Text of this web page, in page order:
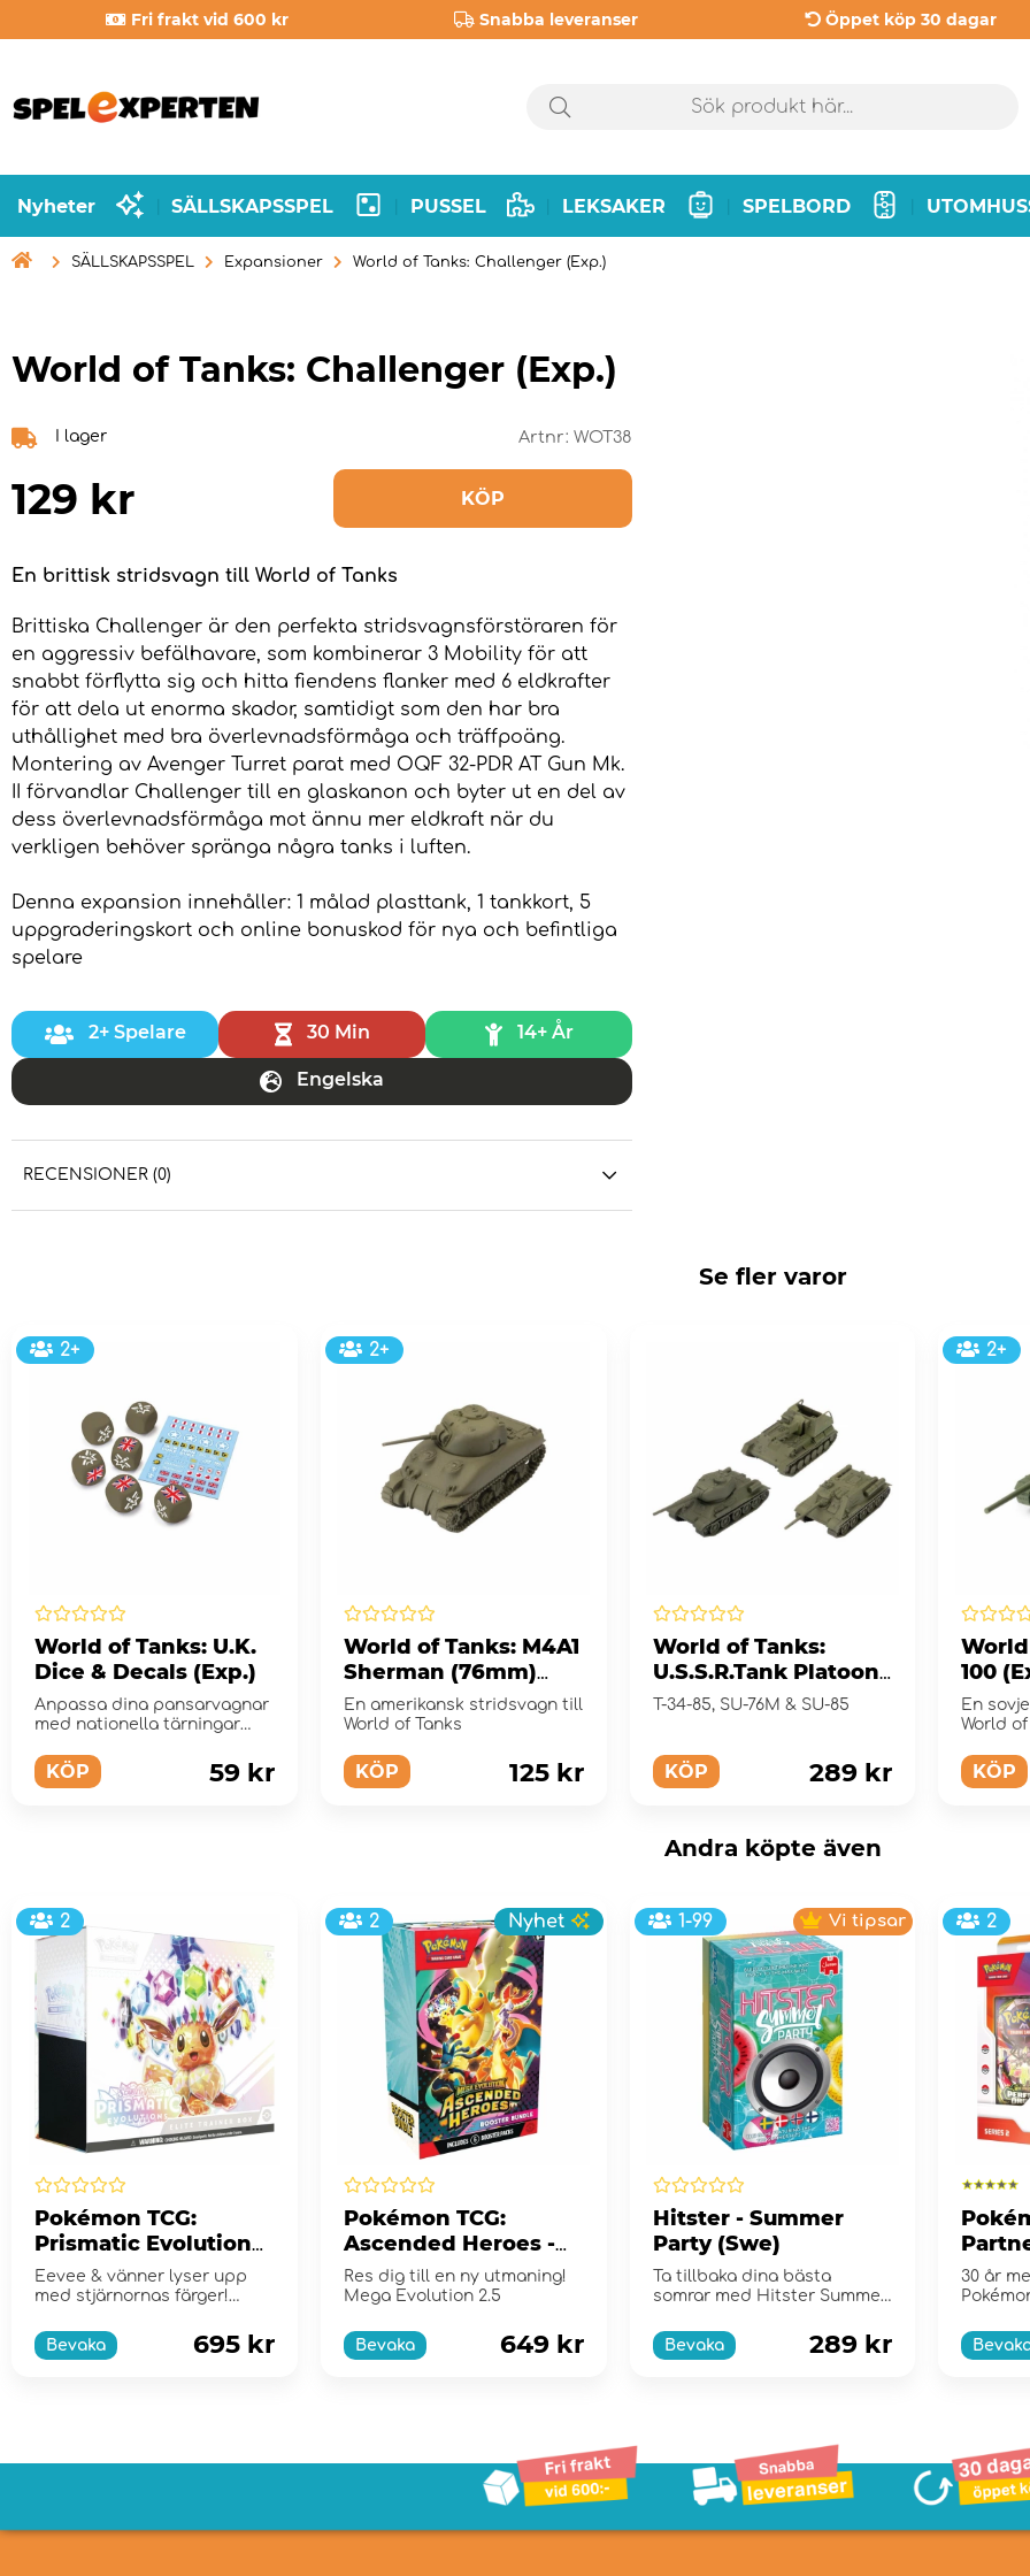
Fri frakt vid 600 kr Snabba leveranser Öppet köp 30 dagar
Nyheter SÄLLSKAPSSPEL PUSSEL LEKSAKER SPELBORD
 SÄLLSKAPSSPEL Expansioner World of Tanks: Challenger (Exp.)
World of Tanks: Challenger (Exp.)
I lager Artnr: WOT38
129 kr KÖP
En brittisk stridsvagn till World of Tanks
Brittiska Challenger är den perfekta stridsvagnsförstöraren för
en aggressiv befälhavare, som kombinerar 3 Mobility för att
snabbt förflytta sig och hitta fiendens flanker med 6 eldkrafter
för att dela ut enorma skador, samtidigt som den har bra
uthållighet med bra överlevnadsförmåga och träffpoäng.
Montering av Avenger Turret parat med OQF 32-PDR AT Gun Mk.
II förvandlar Challenger till en glaskanon och byter ut en del av
dess överlevnadsförmåga mot ännu mer eldkraft när du
verkligen behöver spränga några tanks i luften.
Denna expansion innehåller: 1 målad plasttank, 1 tankkort, 5
uppgraderingskort och online bonuskod för nya och befintliga
spelare
2+ Spelare 30 Min 14+ År
Engelska
RECENSIONER (0)
Se fler varor
2+
World of Tanks: U.K.
Dice & Decals (Exp.)
Anpassa dina pansarvagnar
med nationella tärningar
KÖP 59 kr
2+
World of Tanks: M4A1
Sherman (76mm)
(Exp.)
En amerikansk stridsvagn till
World of Tanks
KÖP 125 kr
World of Tanks:
U.S.S.R.Tank Platoon
(Exp.)
T-34-85, SU-76M & SU-85
KÖP 289 kr
2+
World
100
En
World
KÖP
Andra köpte även
2
Pokémon TCG:
Prismatic Evolutions
Elite Trainer Box
Eevee & vänner lyser upp
med stjärnornas färger!
Bevaka
695 kr
2 Nyhet
Pokémon TCG:
Ascended Heroes -
Booster Bundle
Res dig till en ny utmaning!
Mega Evolution 2.5
Bevaka 649 kr
1-99 Vi tipsar
Hitster - Summer
Party (Swe)
Ta tillbaka dina bästa
somrar med Hitster Summer
Bevaka
289 kr
2
30 år